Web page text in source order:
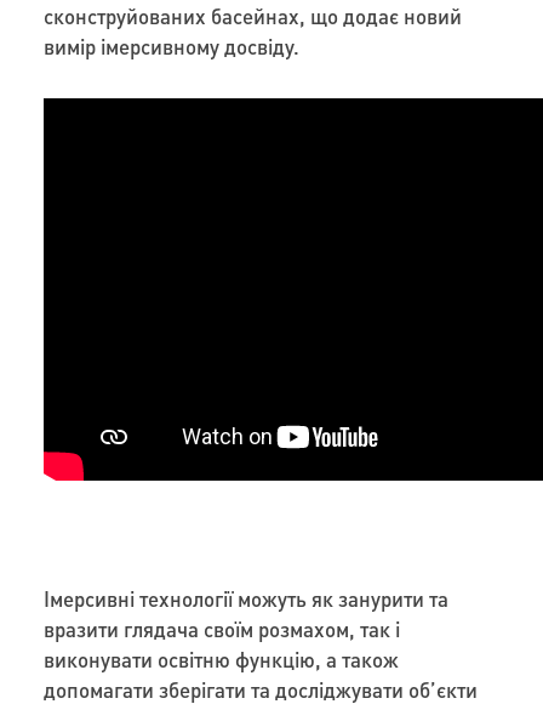
сконструйованих басейнах, що додає новий
вимір імерсивному досвіду.
Імерсивні технології можуть як занурити та
вразити глядача своїм розмахом, так і
виконувати освітню функцію, а також
допомагати зберігати та досліджувати об’єкти